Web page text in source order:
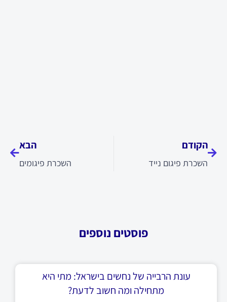
הקודם
השכרת פיגום נייד
הבא
השכרת פיגומים
פוסטים נוספים
עונת הרבייה של נחשים בישראל: מתי היא
מתחילה ומה חשוב לדעת?